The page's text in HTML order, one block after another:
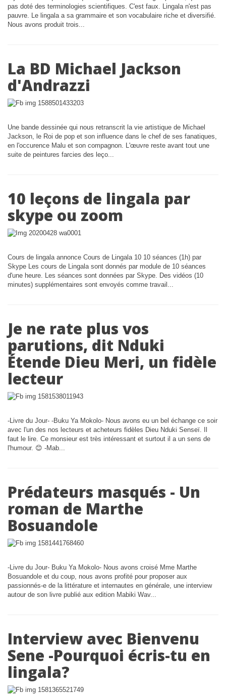
pas doté des terminologies scientifiques. C'est faux. Lingala n'est pas
pauvre. Le lingala a sa grammaire et son vocabulaire riche et diversifié.
Nous avons produit trois...
La BD Michael Jackson
d'Andrazzi
Une bande dessinée qui nous retranscrit la vie artistique de Michael
Jackson, le Roi de pop et son influence dans le chef de ses fanatiques,
en l'occurence Malu et son compagnon. L'œuvre reste avant tout une
suite de peintures farcies des leço...
10 leçons de lingala par
skype ou zoom
Cours de lingala annonce Cours de Lingala 10 10 séances (1h) par
Skype Les cours de Lingala sont donnés par module de 10 séances
d'une heure. Les séances sont données par Skype. Des vidéos (10
minutes) supplémentaires sont envoyés comme travail...
Je ne rate plus vos
parutions, dit Nduki
Étende Dieu Meri, un fidèle
lecteur
-Livre du Jour- -Buku Ya Mokolo- Nous avons eu un bel échange ce soir
avec l'un des nos lecteurs et acheteurs fidèles Dieu Nduki Senseï. Il
faut le lire. Ce monsieur est très intéressant et surtout il a un sens de
l'humour. 😊 -Mab...
Prédateurs masqués - Un
roman de Marthe
Bosuandole
-Livre du Jour- Buku Ya Mokolo- Nous avons croisé Mme Marthe
Bosuandole et du coup, nous avons profité pour proposer aux
passionnés-e de la littérature et internautes en générale, une interview
autour de son livre publié aux edition Mabiki Wav...
Interview avec Bienvenu
Sene -Pourquoi écris-tu en
lingala?